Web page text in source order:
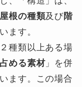
屋根の種類及び階
ます。
種類以上ある場
める素材」を併
ます。この場合